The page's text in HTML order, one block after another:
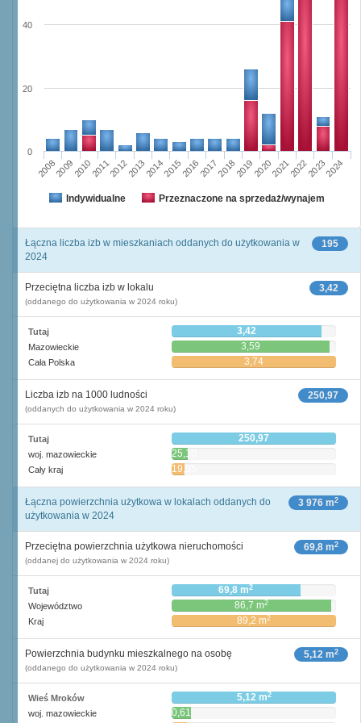
Indywidualne Przeznaczone na sprzedaż/wynajem
20082009201020112012201320142015201620172018201920202021202220232024
0
20
40
195
Łączna liczba izb w mieszkaniach oddanych do użytkowania w
2024
3,42
Przeciętna liczba izb w lokalu
(oddanego do użytkowania w 2024 roku)
Tutaj 3,42
Mazowieckie 3,59
Cała Polska 3,74
250,97
Liczba izb na 1000 ludności
(oddanych do użytkowania w 2024 roku)
Tutaj 250,97
woj. mazowieckie 25,10
Cały kraj 19,95
3 976 m2
Łączna powierzchnia użytkowa w lokalach oddanych do
użytkowania w 2024
69,8 m2
Przeciętna powierzchnia użytkowa nieruchomości
(oddanej do użytkowania w 2024 roku)
Tutaj 69,8 m2
Województwo 86,7 m2
Kraj 89,2 m2
5,12 m2
Powierzchnia budynku mieszkalnego na osobę
(oddanego do użytkowania w 2024 roku)
Wieś Mroków 5,12 m2
woj. mazowieckie
0,61